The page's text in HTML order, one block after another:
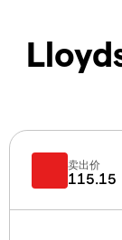
卖出价
115.15